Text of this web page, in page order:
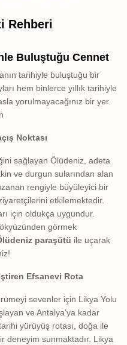
Rehberi
Buluştuğu Cennet
tarihiyle buluştuğu bir
hem binlerce yıllık tarihiyle
yorulmayacağınız bir yer.
Noktası
sağlayan Ölüdeniz, adeta
ve durgun sularından alan
rengiyle büyüleyici bir
etkilemektedir.
için oldukça uygundur.
görmek
paraşütü ile uçarak
Efsanevi Rota
sevenler için Likya Yolu
ve Antalya’ya kadar
yürüyüş rotası, doğa ile
deneyim sunmaktadır. Likya